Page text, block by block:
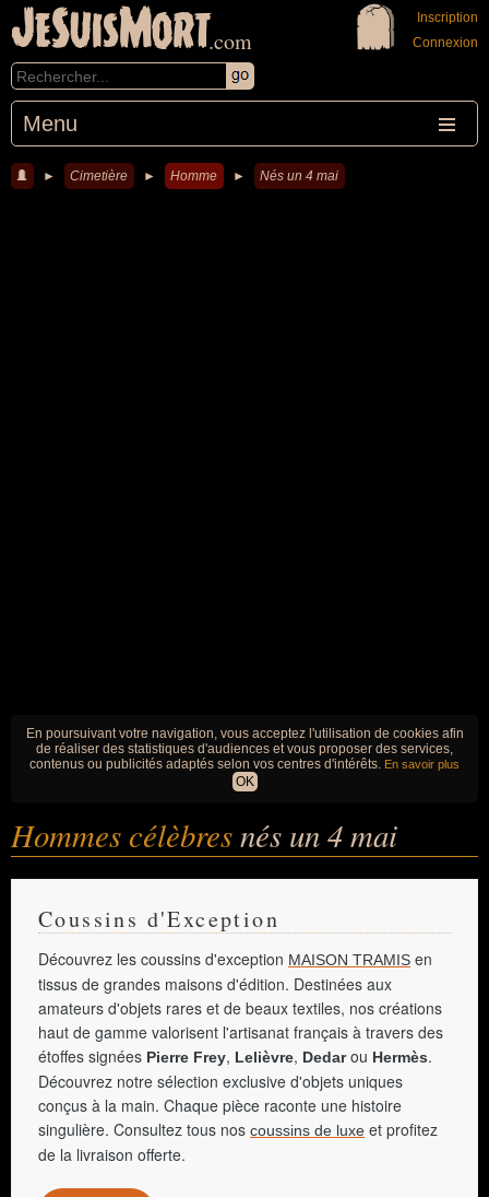
JeSuisMort.com
Menu
Inscription
Connexion
► Cimetière ► Homme ► Nés un 4 mai
En poursuivant votre navigation, vous acceptez l'utilisation de cookies afin
de réaliser des statistiques d'audiences et vous proposer des services,
contenus ou publicités adaptés selon vos centres d'intérêts. En savoir plus
OK
Hommes célèbresnés un 4 mai
Coussins d'Exception
Découvrez les coussins d'exception MAISON TRAMIS en
tissus de grandes maisons d'édition. Destinées aux
amateurs d'objets rares et de beaux textiles, nos créations
haut de gamme valorisent l'artisanat français à travers des
étoffes signées Pierre Frey, Lelièvre, Dedarou Hermès.
Découvrez notre sélection exclusive d'objets uniques
conçus à la main. Chaque pièce raconte une histoire
singulière. Consultez tous nos coussins de luxe et profitez
de la livraison offerte.